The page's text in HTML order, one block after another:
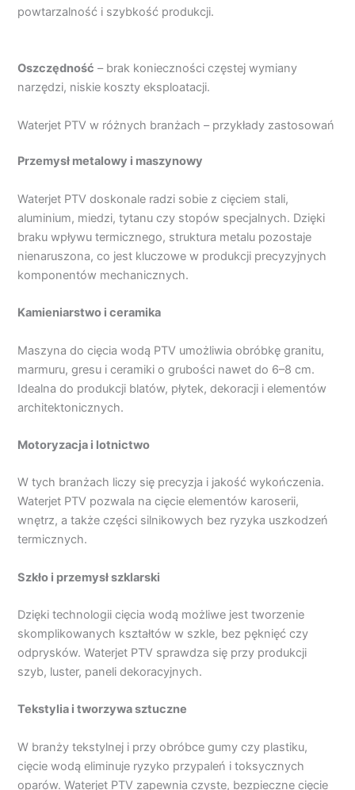
powtarzalność i szybkość produkcji.
Oszczędność – brak konieczności częstej wymiany
narzędzi, niskie koszty eksploatacji.
Waterjet PTV w różnych branżach – przykłady zastosowań
Przemysł metalowy i maszynowy
Waterjet PTV doskonale radzi sobie z cięciem stali,
aluminium, miedzi, tytanu czy stopów specjalnych. Dzięki
braku wpływu termicznego, struktura metalu pozostaje
nienaruszona, co jest kluczowe w produkcji precyzyjnych
komponentów mechanicznych.
Kamieniarstwo i ceramika
Maszyna do cięcia wodą PTV umożliwia obróbkę granitu,
marmuru, gresu i ceramiki o grubości nawet do 6–8 cm.
Idealna do produkcji blatów, płytek, dekoracji i elementów
architektonicznych.
Motoryzacja i lotnictwo
W tych branżach liczy się precyzja i jakość wykończenia.
Waterjet PTV pozwala na cięcie elementów karoserii,
wnętrz, a także części silnikowych bez ryzyka uszkodzeń
termicznych.
Szkło i przemysł szklarski
Dzięki technologii cięcia wodą możliwe jest tworzenie
skomplikowanych kształtów w szkle, bez pęknięć czy
odprysków. Waterjet PTV sprawdza się przy produkcji
szyb, luster, paneli dekoracyjnych.
Tekstylia i tworzywa sztuczne
W branży tekstylnej i przy obróbce gumy czy plastiku,
cięcie wodą eliminuje ryzyko przypaleń i toksycznych
oparów. Waterjet PTV zapewnia czyste, bezpieczne cięcie